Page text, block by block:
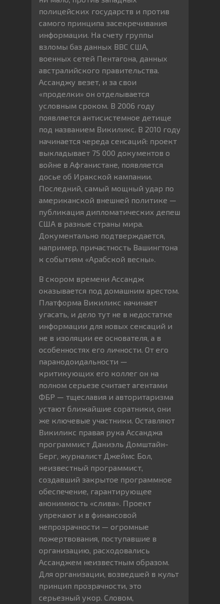
полицейских государств и против
самого принципа засекречивания
информации. На счету группы
взломы баз данных ВВС США,
военных сетей Пентагона, данных
австралийского правительства.
Ассанджу везет, и за свои
«проделки» он отделывается
условным сроком. В 2006 году
появляется антисистемное детище
под названием Викиликс. В 2010 году
начинается череда сенсаций: проект
выкладывает 75 000 документов о
войне в Афганистане, появляется
досье об Иракской кампании.
Последний, самый мощный удар по
американской внешней политике —
публикация дипломатических депеш
США в разные страны мира.
Документально подтверждается,
например, причастность Вашингтона
к событиям «Арабской весны».
В скором времени Ассандж
оказывается под домашним арестом.
Платформа Викиликс начинает
угасать, и дело тут не в недостатке
информации для новых сенсаций и
не в изоляции ее основателя, а в
особенностях его личности. От его
паранодоидальности —
критикующих его коллег он на
полном серьезе считает агентами
ФБР — тщеславия и авторитаризма
устают ближайшие соратники, они
же ключевые участники. Оставляют
Викиликс правая рука Ассанджа
программист Даниэль Домштайн-
Берг, журналист Джеймс Бол,
неизвестный программист,
создавший закрытое программное
обеспечение, гарантирующее
анонимность «слива». Проект
упрекают и в финансовой
непрозрачности — огромные
пожертвования, поступавшие в
организацию, расходовались
Ассанджем неизвестным образом.
Для организации, возведшей в культ
принцип прозрачности, это
серьезный укор. Словом,